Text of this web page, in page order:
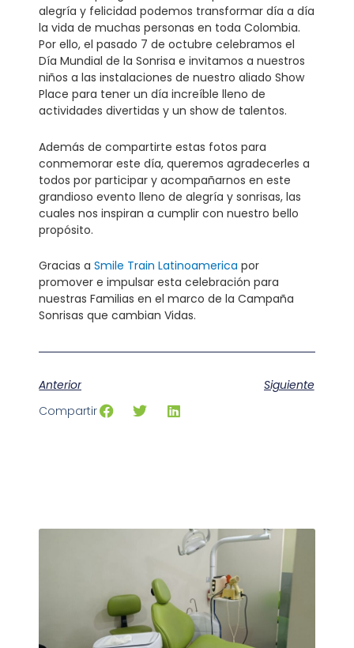
alegría y felicidad podemos transformar día a día
la vida de muchas personas en toda Colombia.
Por ello, el pasado 7 de octubre celebramos el
Día Mundial de la Sonrisa e invitamos a nuestros
niños a las instalaciones de nuestro aliado Show
Place para tener un día increíble lleno de
actividades divertidas y un show de talentos.
Además de compartirte estas fotos para
conmemorar este día, queremos agradecerles a
todos por participar y acompañarnos en este
grandioso evento lleno de alegría y sonrisas, las
cuales nos inspiran a cumplir con nuestro bello
propósito.
Gracias aSmile Train Latinoamerica por
promover e impulsar esta celebración para
nuestras Familias en el marco de la Campaña
Sonrisas que cambian Vidas.
Anterior
Siguiente
Compartir